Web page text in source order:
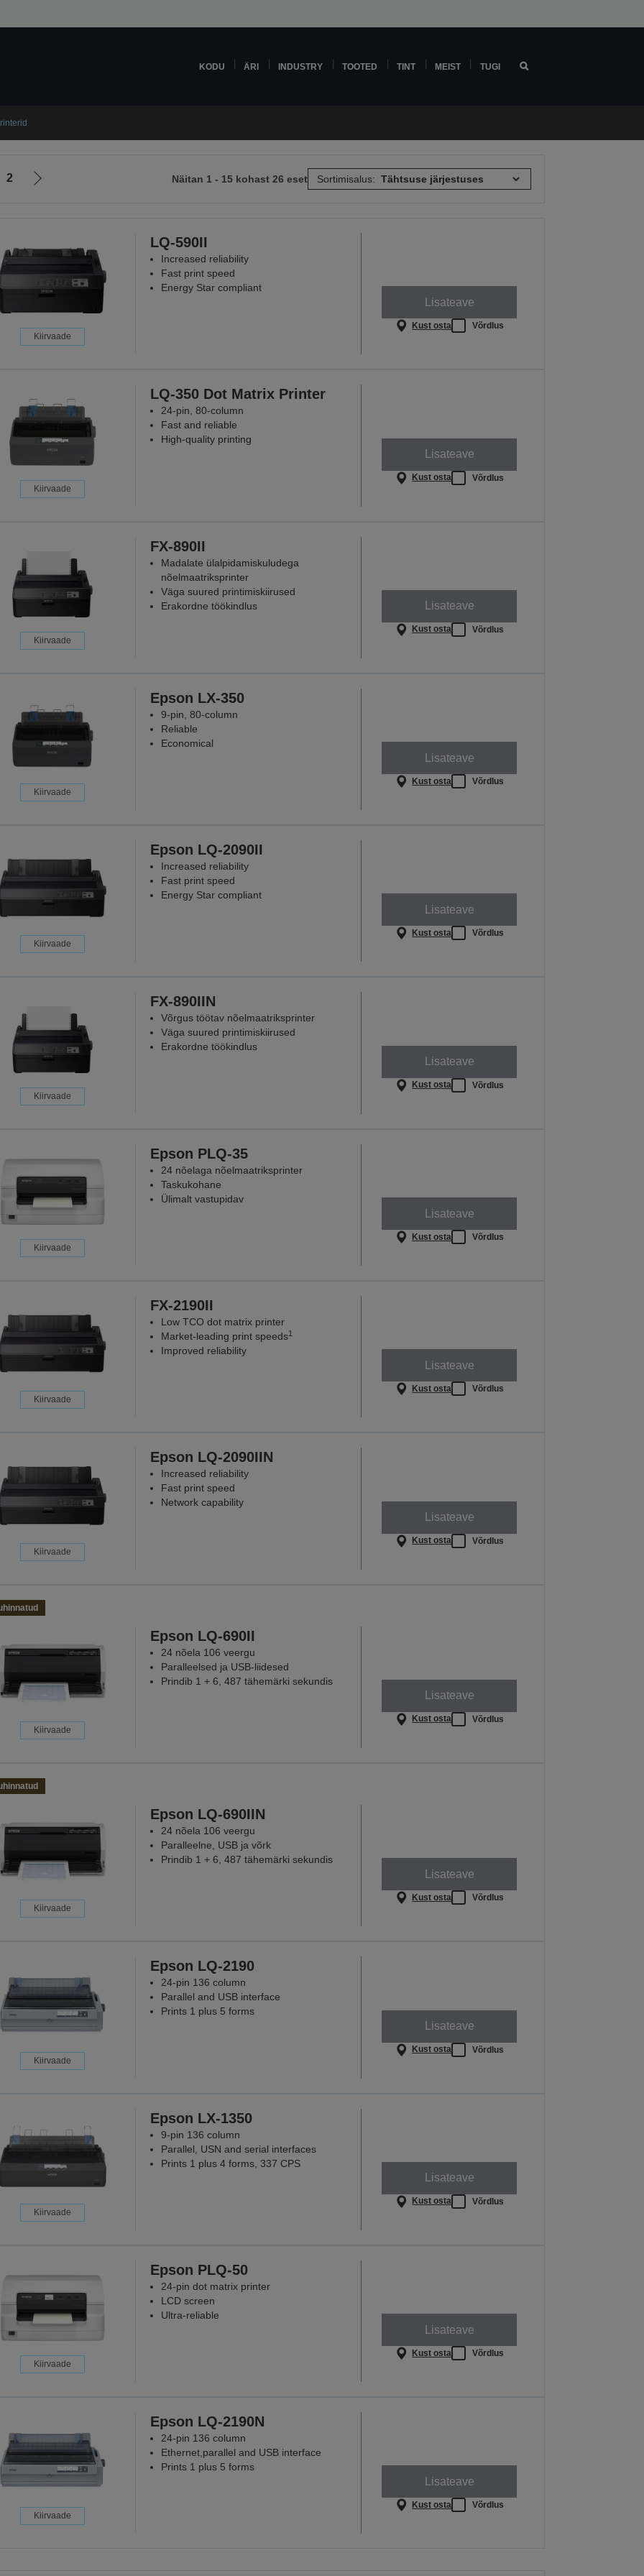
KODU ÄRI INDUSTRY TOOTED TINT MEIST TUGI
2
Liigu
Näitan 1 - 15 kohast 26 eset Sortimisalus:
Kiirvaade
LQ-590II
Increased reliability
Fast print speed
Energy Star compliant
Lisateave
Kust osta Võrdlus
Kiirvaade
LQ-350 Dot Matrix Printer
24-pin, 80-column
Fast and reliable
High-quality printing
Lisateave
Kust osta Võrdlus
Kiirvaade
FX-890II
Madalate ülalpidamiskuludega
nõelmaatriksprinter
Väga suured printimiskiirused
Erakordne töökindlus
Lisateave
Kust osta Võrdlus
Kiirvaade
Epson LX-350
9-pin, 80-column
Reliable
Economical
Lisateave
Kust osta Võrdlus
Kiirvaade
Epson LQ-2090II
Increased reliability
Fast print speed
Energy Star compliant
Lisateave
Kust osta Võrdlus
Kiirvaade
FX-890IIN
Võrgus töötav nõelmaatriksprinter
Väga suured printimiskiirused
Erakordne töökindlus
Lisateave
Kust osta Võrdlus
Kiirvaade
Epson PLQ-35
24 nõelaga nõelmaatriksprinter
Taskukohane
Ülimalt vastupidav
Lisateave
Kust osta Võrdlus
Kiirvaade
FX-2190II
Low TCO dot matrix printer
Market-leading print speeds1
Improved reliability
Lisateave
Kust osta Võrdlus
Kiirvaade
Epson LQ-2090IIN
Increased reliability
Fast print speed
Network capability
Lisateave
Kust osta Võrdlus
Kiirvaade
Epson LQ-690II
24 nõela 106 veergu
Paralleelsed ja USB-liidesed
Prindib 1 + 6, 487 tähemärki sekundis
Lisateave
Kust osta Võrdlus
Kiirvaade
Epson LQ-690IIN
24 nõela 106 veergu
Paralleelne, USB ja võrk
Prindib 1 + 6, 487 tähemärki sekundis
Lisateave
Kust osta Võrdlus
Kiirvaade
Epson LQ-2190
24-pin 136 column
Parallel and USB interface
Prints 1 plus 5 forms
Lisateave
Kust osta Võrdlus
Kiirvaade
Epson LX-1350
9-pin 136 column
Parallel, USN and serial interfaces
Prints 1 plus 4 forms, 337 CPS
Lisateave
Kust osta Võrdlus
Kiirvaade
Epson PLQ-50
24-pin dot matrix printer
LCD screen
Ultra-reliable
Lisateave
Kust osta Võrdlus
Kiirvaade
Epson LQ-2190N
24-pin 136 column
Ethernet,parallel and USB interface
Prints 1 plus 5 forms
Lisateave
Kust osta Võrdlus